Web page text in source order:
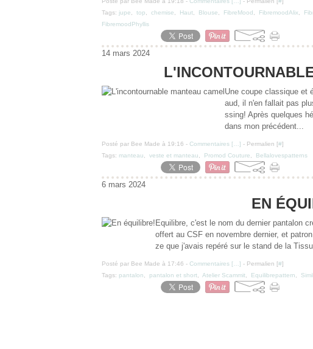
Tags: jupe top chemise Haut Blouse FibreMood FibremoodAlix
FibremoodPhyllis
14 mars 2024
Une coupe classique et
aud, il n'en fallait pas
ssing! Après quelques
dans mon précédent...
Posté par Bee Made à 19:16 - Commentaires [ ] - Permalien [#]
Tags: manteau veste et manteau Promod Couture Bellalovespatterns
6 mars 2024
EN
Equilibre, c'est le nom du dernier pantalon
offert au CSF en novembre dernier, et
ze que j'avais repéré sur le stand de la
Posté par Bee Made à 17:46 - Commentaires [ ] - Permalien [#]
Tags: pantalon pantalon et short Atelier Scammit Equilibrepattern